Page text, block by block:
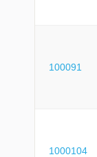
100091
1000104